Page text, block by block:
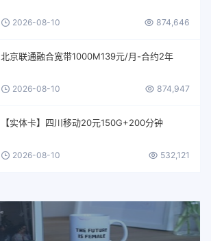
2026-08-10 874,646
北京联通融合宽带1000M139元/月-合约2年
2026-08-10 874,947
【实体卡】四川移动20元150G+200分钟
2026-08-10 532,121